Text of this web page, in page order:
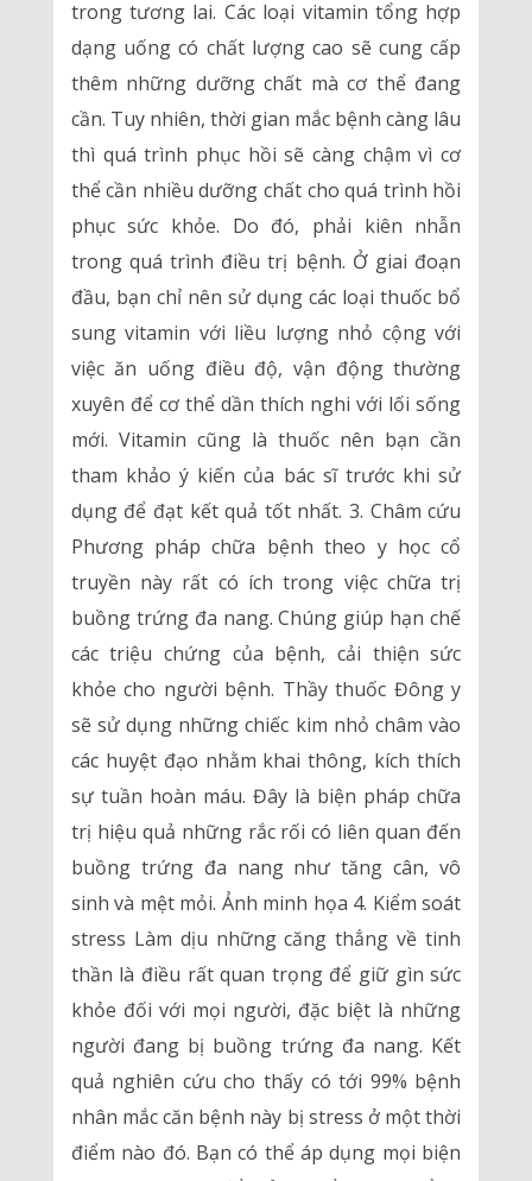
trong tương lai. Các loại vitamin tổng hợp
dạng uống có chất lượng cao sẽ cung cấp
thêm những dưỡng chất mà cơ thể đang
cần. Tuy nhiên, thời gian mắc bệnh càng lâu
thì quá trình phục hồi sẽ càng chậm vì cơ
thể cần nhiều dưỡng chất cho quá trình hồi
phục sức khỏe. Do đó, phải kiên nhẫn
trong quá trình điều trị bệnh. Ở giai đoạn
đầu, bạn chỉ nên sử dụng các loại thuốc bổ
sung vitamin với liều lượng nhỏ cộng với
việc ăn uống điều độ, vận động thường
xuyên để cơ thể dần thích nghi với lối sống
mới. Vitamin cũng là thuốc nên bạn cần
tham khảo ý kiến của bác sĩ trước khi sử
dụng để đạt kết quả tốt nhất. 3. Châm cứu
Phương pháp chữa bệnh theo y học cổ
truyền này rất có ích trong việc chữa trị
buồng trứng đa nang. Chúng giúp hạn chế
các triệu chứng của bệnh, cải thiện sức
khỏe cho người bệnh. Thầy thuốc Đông y
sẽ sử dụng những chiếc kim nhỏ châm vào
các huyệt đạo nhằm khai thông, kích thích
sự tuần hoàn máu. Đây là biện pháp chữa
trị hiệu quả những rắc rối có liên quan đến
buồng trứng đa nang như tăng cân, vô
sinh và mệt mỏi. Ảnh minh họa 4. Kiểm soát
stress Làm dịu những căng thẳng về tinh
thần là điều rất quan trọng để giữ gìn sức
khỏe đối với mọi người, đặc biệt là những
người đang bị buồng trứng đa nang. Kết
quả nghiên cứu cho thấy có tới 99% bệnh
nhân mắc căn bệnh này bị stress ở một thời
điểm nào đó. Bạn có thể áp dụng mọi biện